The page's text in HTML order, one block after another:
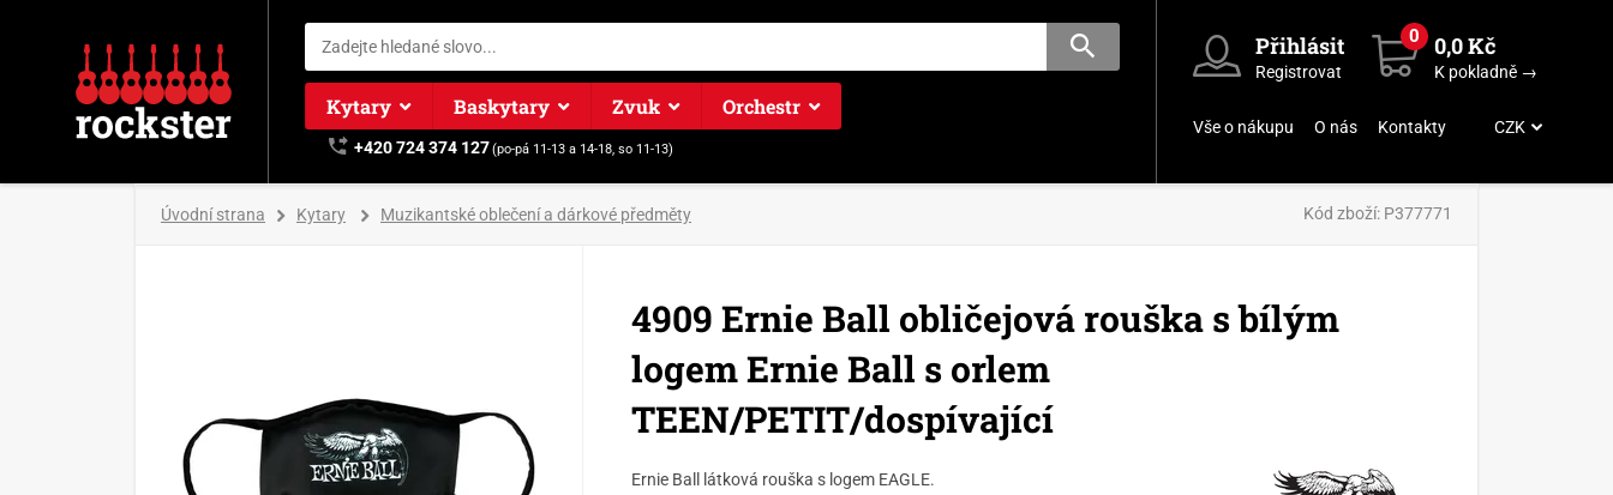
Kytary Baskytary Zvuk Orchestr
+420 724 374 127(po-pá 11-13 a 14-18, so 11-13)
Přihlásit
Registrovat
0 0,0 Kč
K pokladně →
Vše o nákupu O nás Kontakty CZK
Úvodní strana Kytary Muzikantské oblečení a dárkové předměty Kód zboží: P377771
4909 Ernie Ball obličejová rouška s bílým
logem Ernie Ball s orlem
TEEN/PETIT/dospívající
Ernie Ball látková rouška s logem EAGLE.